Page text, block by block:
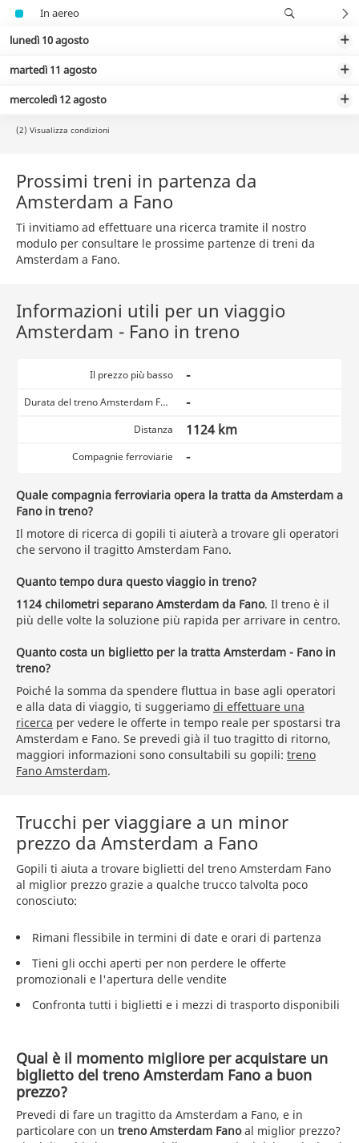
In aereo
lunedì 10 agosto
martedì 11 agosto
mercoledì 12 agosto
(2) Visualizza condizioni
Prossimi treni in partenza da
Amsterdam a Fano
Ti invitiamo ad effettuare una ricerca tramite il nostro
modulo per consultare le prossime partenze di treni da
Amsterdam a Fano.
Informazioni utili per un viaggio
Amsterdam - Fano in treno
Il prezzo più basso -
Durata del treno Amsterdam Fano -
Distanza 1124 km
Compagnie ferroviarie -
Quale compagnia ferroviaria opera la tratta da Amsterdam a
Fano in treno?
Il motore di ricerca di gopili ti aiuterà a trovare gli operatori
che servono il tragitto Amsterdam Fano.
Quanto tempo dura questo viaggio in treno?
1124 chilometri separano Amsterdam da Fano. Il treno è il
più delle volte la soluzione più rapida per arrivare in centro.
Quanto costa un biglietto per la tratta Amsterdam - Fano in
treno?
Poiché la somma da spendere fluttua in base agli operatori
e alla data di viaggio, ti suggeriamo di effettuare una
ricerca per vedere le offerte in tempo reale per spostarsi tra
Amsterdam e Fano. Se prevedi già il tuo tragitto di ritorno,
maggiori informazioni sono consultabili su gopili: treno
Fano Amsterdam.
Trucchi per viaggiare a un minor
prezzo da Amsterdam a Fano
Gopili ti aiuta a trovare biglietti del treno Amsterdam Fano
al miglior prezzo grazie a qualche trucco talvolta poco
conosciuto:
Rimani flessibile in termini di date e orari di partenza
Tieni gli occhi aperti per non perdere le offerte
promozionali e l'apertura delle vendite
Confronta tutti i biglietti e i mezzi di trasporto disponibili
Qual è il momento migliore per acquistare un
biglietto del treno Amsterdam Fano a buon
prezzo?
Prevedi di fare un tragitto da Amsterdam a Fano, e in
particolare con un treno Amsterdam Fanoal miglior prezzo?